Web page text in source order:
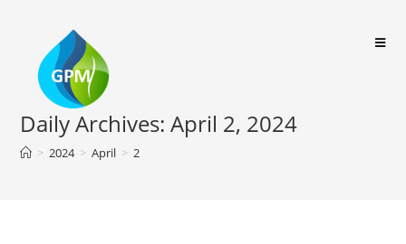
Daily Archives: April 2, 2024
> 2024 > April > 2